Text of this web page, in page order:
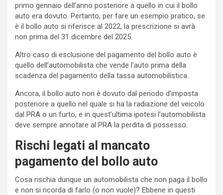
primo gennaio dell’anno posteriore a quello in cui il bollo
auto era dovuto. Pertanto, per fare un esempio pratico, se
è il bollo auto si riferisce al 2022, la prescrizione si avrà
non prima del 31 dicembre del 2025.
Altro caso di esclusione del pagamento del bollo auto è
quello dell’automobilista che vende l’auto prima della
scadenza del pagamento della tassa automobilistica.
Ancora, il bollo auto non è dovuto dal periodo d’imposta
posteriore a quello nel quale si ha la radiazione del veicolo
dal PRA o un furto, e in quest’ultima ipotesi l’automobilista
deve sempre annotare al PRA la perdita di possesso.
Rischi legati al mancato
pagamento del bollo auto
Cosa rischia dunque un automobilista che non paga il bollo
e non si ricorda di farlo (o non vuole)? Ebbene in questi